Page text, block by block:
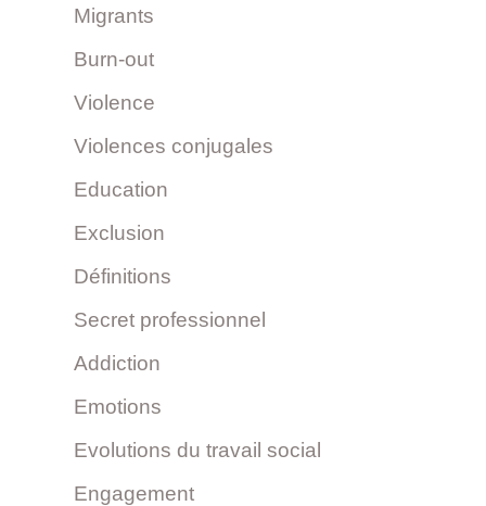
Migrants
Burn-out
Violence
Violences conjugales
Education
Exclusion
Définitions
Secret professionnel
Addiction
Emotions
Evolutions du travail social
Engagement